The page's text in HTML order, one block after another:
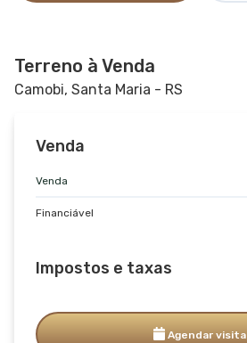
Terreno à Venda
Camobi, Santa Maria - RS
Venda
Venda
Financiável
Impostos e taxas
Agendar visita